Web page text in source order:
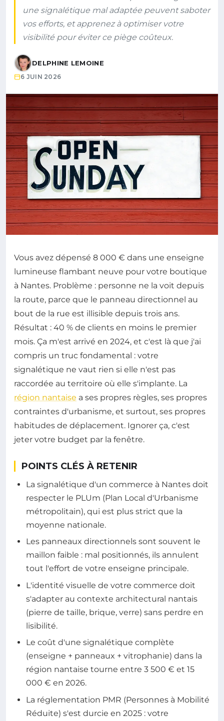
une signalétique mal adaptée peuvent saboter
vos efforts, et apprenez à optimiser votre
visibilité pour éviter ce piège coûteux.
DELPHINE LEMOINE
6 JUIN 2026
Vous avez dépensé 8 000 € dans une enseigne
lumineuse flambant neuve pour votre boutique
à Nantes. Problème : personne ne la voit depuis
la route, parce que le panneau directionnel au
bout de la rue est illisible depuis trois ans.
Résultat : 40 % de clients en moins le premier
mois. Ça m'est arrivé en 2024, et c'est là que j'ai
compris un truc fondamental : votre
signalétique ne vaut rien si elle n'est pas
raccordée au territoire où elle s'implante. La
région nantaise a ses propres règles, ses propres
contraintes d'urbanisme, et surtout, ses propres
habitudes de déplacement. Ignorer ça, c'est
jeter votre budget par la fenêtre.
POINTS CLÉS À RETENIR
La signalétique d'un commerce à Nantes doit
respecter le PLUm (Plan Local d'Urbanisme
métropolitain), qui est plus strict que la
moyenne nationale.
Les panneaux directionnels sont souvent le
maillon faible : mal positionnés, ils annulent
tout l'effort de votre enseigne principale.
L'identité visuelle de votre commerce doit
s'adapter au contexte architectural nantais
(pierre de taille, brique, verre) sans perdre en
lisibilité.
Le coût d'une signalétique complète
(enseigne + panneaux + vitrophanie) dans la
région nantaise tourne entre 3 500 € et 15
000 € en 2026.
La réglementation PMR (Personnes à Mobilité
Réduite) s'est durcie en 2025 : votre